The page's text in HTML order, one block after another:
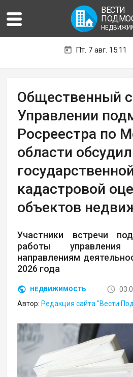
ВЕСТИ
Пт. 7 авг. 15:11
Общественный
Управлении
Росреестра по
области
кадастровой
объектов
Участники встречи
работы
направлениям
2026 года
НЕДВИЖИМОСТЬ
Автор: Редакция сайта "Вести